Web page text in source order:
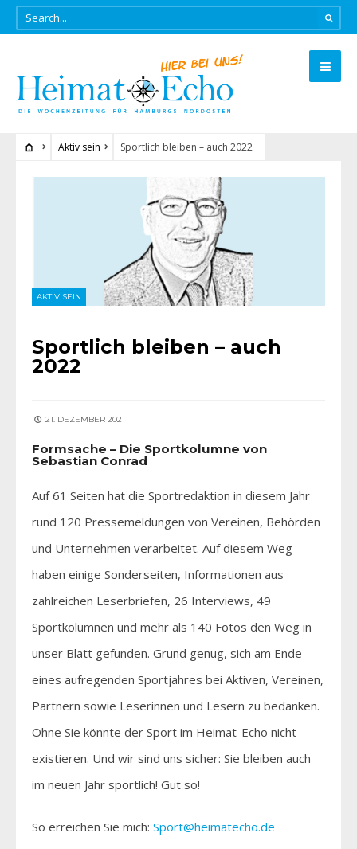
Aktiv sein Sportlich bleiben – auch 2022
AKTIV SEIN
Sportlich bleiben – auch
2022
21. DEZEMBER 2021
Formsache – Die Sportkolumne von
Sebastian Conrad
Auf 61 Seiten hat die Sportredaktion in diesem Jahr
rund 120 Pressemeldungen von Vereinen, Behörden
und Unternehmen verarbeitet. Auf diesem Weg
haben einige Sonderseiten, Informationen aus
zahlreichen Leserbriefen, 26 Interviews, 49
Sportkolumnen und mehr als 140 Fotos den Weg in
unser Blatt gefunden. Grund genug, sich am Ende
eines aufregenden Sportjahres bei Aktiven, Vereinen,
Partnern sowie Leserinnen und Lesern zu bedanken.
Ohne Sie könnte der Sport im Heimat-Echo nicht
existieren. Und wir sind uns sicher: Sie bleiben auch
im neuen Jahr sportlich! Gut so!
So erreichen Sie mich: Sport@heimatecho.de